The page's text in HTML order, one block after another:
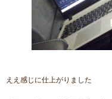
ええ感じに仕上がりました